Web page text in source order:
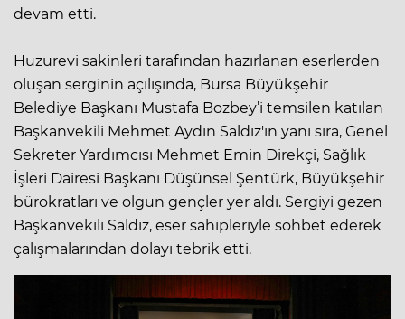
devam etti.
Huzurevi sakinleri tarafından hazırlanan eserlerden
oluşan serginin açılışında, Bursa Büyükşehir
Belediye Başkanı Mustafa Bozbey’i temsilen katılan
Başkanvekili Mehmet Aydın Saldız'ın yanı sıra, Genel
Sekreter Yardımcısı Mehmet Emin Direkçi, Sağlık
İşleri Dairesi Başkanı Düşünsel Şentürk, Büyükşehir
bürokratları ve olgun gençler yer aldı. Sergiyi gezen
Başkanvekili Saldız, eser sahipleriyle sohbet ederek
çalışmalarından dolayı tebrik etti.